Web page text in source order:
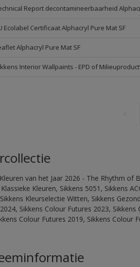
Report decontamineerbaarheid
Ecolabel Certificaat Alphacryl Pure Mat SF
Alphacryl Pure Mat SF
Interior Wallpaints - EPD of
van het Jaar 2026 - The Rhythm of
Kleuren, Sikkens 5051, Sikkens
Kleurselectie Witten, Sikkens
Sikkens Colour Futures 2023,
Colour Futures 2019, Sikkens Colour